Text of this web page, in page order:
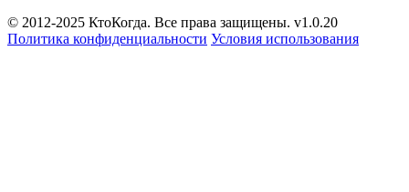
© 2012-2025 КтоКогда. Все права защищены. v1.0.20
Политика конфиденциальности Условия использования